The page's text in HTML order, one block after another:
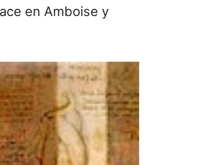
en Amboise y